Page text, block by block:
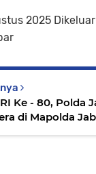
2025
Ke - 80, Polda
di Mapolda